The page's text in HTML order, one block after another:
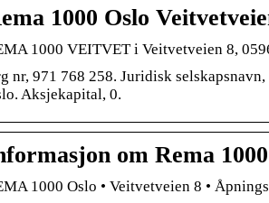
1000 Oslo
1000 VEITVET i Veitvetveien 8,
nr, 971 768 258. Juridisk
Aksjekapital, 0.
om Rema
1000 Oslo • Veitvetveien 8 •